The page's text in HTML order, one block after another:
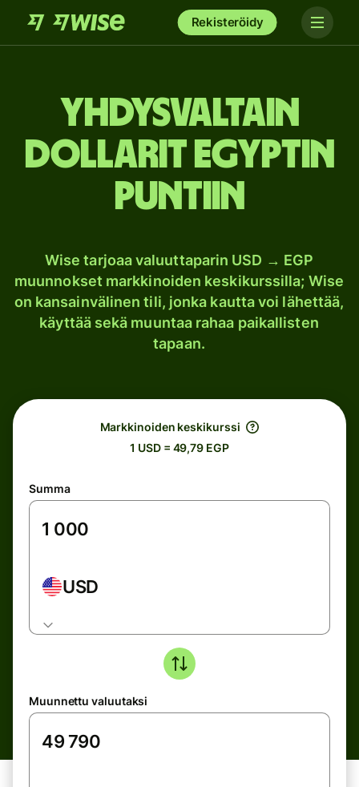
Rekisteröidy
Yhdysvaltain
dollarit Egyptin
puntiin
Wise tarjoaa valuuttaparin USD → EGP
muunnokset markkinoiden keskikurssilla; Wise
on kansainvälinen tili, jonka kautta voi lähettää,
käyttää sekä muuntaa rahaa paikallisten
tapaan.
Markkinoiden keskikurssi
1 USD = 49,79 EGP
Summa
USD
Muunnettu valuutaksi